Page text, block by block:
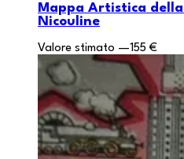
Mappa Artistica
Nicouline
Valore stimato —155 €